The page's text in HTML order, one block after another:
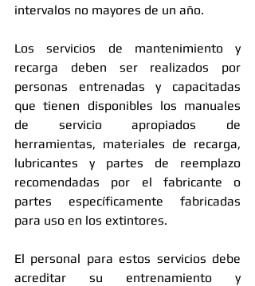
intervalos no mayores de un año.
Los servicios de mantenimiento y
recarga deben ser realizados por
personas entrenadas y capacitadas
que tienen disponibles los manuales
de servicio apropiados de
herramientas, materiales de recarga,
lubricantes y partes de reemplazo
recomendadas por el fabricante o
partes específicamente fabricadas
para uso en los extintores.
El personal para estos servicios debe
acreditar su entrenamiento y